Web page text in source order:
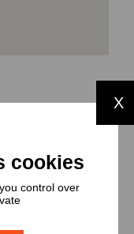
X
control over